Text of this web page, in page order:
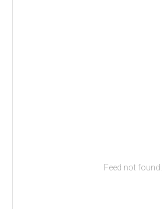
Feed not found.